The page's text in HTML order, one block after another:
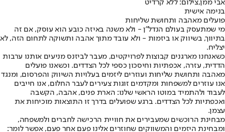
אבי ממן,צילום: ללא קרדיט
בנימה אישית
פועלים מאהבה ותחושת שליחות
מי שמתעסק בעולם הנדל"ן - ולא משנה באיזה כובע הוא עוסק, אם זה
בתיווך, בשיווק או ביזמות - ולא עובד מתוך אהבה ותשוקה לתחום הזה, לא
יצליח.
כשאנחנו מארגנים קבוצות לפרויקטים, מעבר לביזנס מניעים אותנו ערבות
הדדית, עזרה, אכפתיות וחיסכון כספי לכל הצדדים. וכשאנו פועלים
מאהבה ותחושת שליחות ועוזרים ליזמים בעלויות השיווק והפרסום, ומנגד
אנו עוזרים למשפחות ומקדמים זוגות צעירים לעבר החלום, אנו חייבים
לעבוד ולהתמיד במוטו הראשי שלנו: הארת פנים, אהבה, הקשבה
ואכפתיות לכל הצדדים. ברגע שפועלים בדרך זו התוצאות מוכיחות את
עצמן.
מבחינת הרוכשים שמעבירים את חוויית הרכישה לחברים ולמשפחה,
ומבחינת היזמים והמשווקים שחוזרים אלינו פעם אחר פעם, אפשר לומר: